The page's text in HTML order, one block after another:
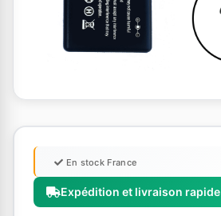
Expédition et livraison rapide
En stock France